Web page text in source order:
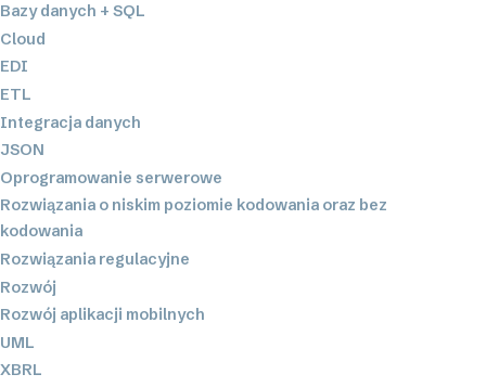
Bazy danych + SQL
Cloud
EDI
ETL
Integracja danych
JSON
Oprogramowanie serwerowe
Rozwiązania o niskim poziomie kodowania oraz bez
kodowania
Rozwiązania regulacyjne
Rozwój
Rozwój aplikacji mobilnych
UML
XBRL